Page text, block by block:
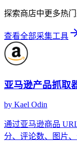
探索商店中更多热
查看全部采集工具
亚马逊产品抓取
by Kael Odin
通过亚马逊商品
分、评论数、图片